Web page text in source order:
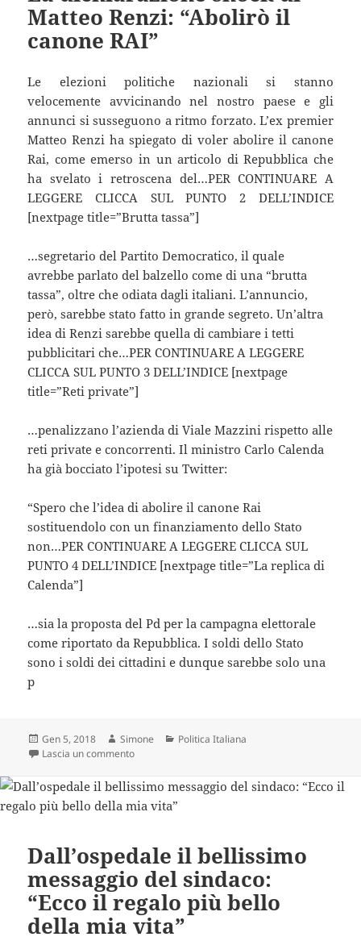
Matteo Renzi: “Abolirò il
canone RAI”
Le elezioni politiche nazionali si stanno
velocemente avvicinando nel nostro paese e gli
annunci si susseguono a ritmo forzato. L’ex premier
Matteo Renzi ha spiegato di voler abolire il canone
Rai, come emerso in un articolo di Repubblica che
ha svelato i retroscena del…PER CONTINUARE A
LEGGERE CLICCA SUL PUNTO 2 DELL’INDICE
[nextpage title=”Brutta tassa”]
…segretario del Partito Democratico, il quale
avrebbe parlato del balzello come di una “brutta
tassa”, oltre che odiata dagli italiani. L’annuncio,
però, sarebbe stato fatto in grande segreto. Un’altra
idea di Renzi sarebbe quella di cambiare i tetti
pubblicitari che…PER CONTINUARE A LEGGERE
CLICCA SUL PUNTO 3 DELL’INDICE [nextpage
title=”Reti private”]
…penalizzano l’azienda di Viale Mazzini rispetto alle
reti private e concorrenti. Il ministro Carlo Calenda
ha già bocciato l’ipotesi su Twitter:
“Spero che l’idea di abolire il canone Rai
sostituendolo con un finanziamento dello Stato
non…PER CONTINUARE A LEGGERE CLICCA SUL
PUNTO 4 DELL’INDICE [nextpage title=”La replica di
Calenda”]
…sia la proposta del Pd per la campagna elettorale
come riportato da Repubblica. I soldi dello Stato
sono i soldi dei cittadini e dunque sarebbe solo una
p
Scritto
il
Gen 5, 2018 Autore
Simone Categorie
Politica Italiana
Lascia un commentosu La dichiarazione shock di Matteo Renzi:
Dall’ospedale il bellissimo
messaggio del sindaco:
“Ecco il regalo più bello
della mia vita”